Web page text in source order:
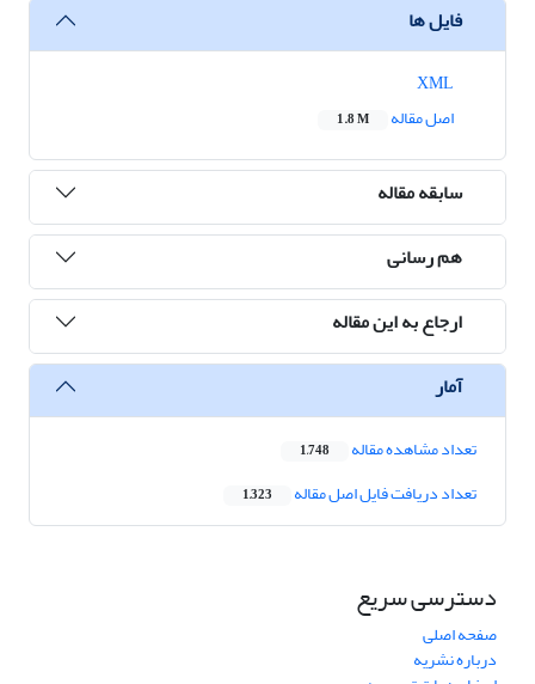
فایل ها
اصل مقاله
1.8 M
سابقه مقاله
هم رسانی
ارجاع به این مقاله
آمار
تعداد مشاهده مقاله 1,748
تعداد دریافت فایل اصل مقاله 1,323
دسترسی سریع
صفحه اصلی
درباره نشریه